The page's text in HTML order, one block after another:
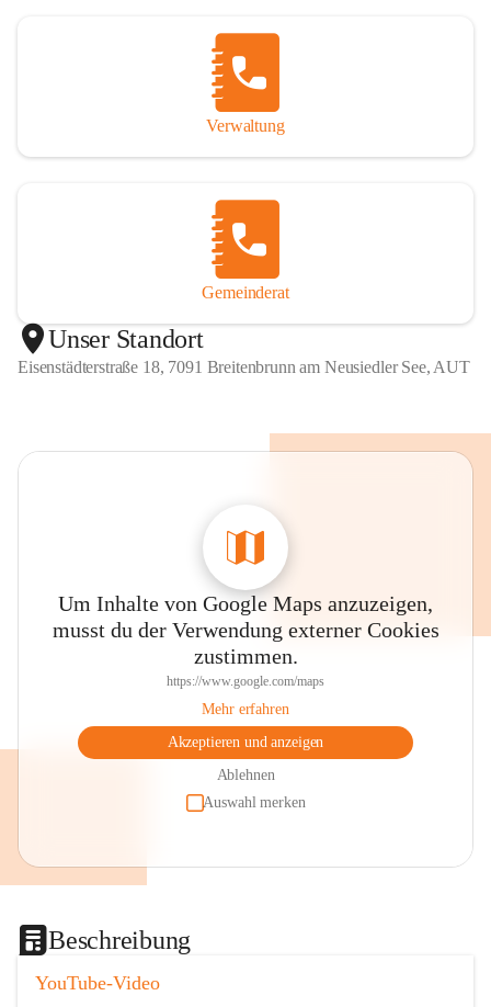
Verwaltung
Gemeinderat
Unser Standort
Eisenstädterstraße 18, 7091 Breitenbrunn am Neusiedler See, AUT
Um Inhalte von Google Maps anzuzeigen,
musst du der Verwendung externer Cookies
zustimmen.
https://www.google.com/maps
Mehr erfahren
Akzeptieren und anzeigen
Ablehnen
Auswahl merken
Beschreibung
YouTube-Video